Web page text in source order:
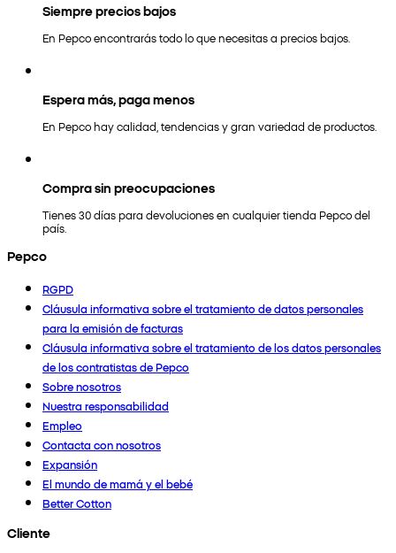
Siempre precios bajos
En Pepco encontrarás todo lo que necesitas a precios bajos.
Espera más, paga menos
En Pepco hay calidad, tendencias y gran variedad de productos.
Compra sin preocupaciones
Tienes 30 días para devoluciones en cualquier tienda Pepco del
país.
Pepco
RGPD
Cláusula informativa sobre el tratamiento de datos personales
para la emisión de facturas
Cláusula informativa sobre el tratamiento de los datos personales
de los contratistas de Pepco
Sobre nosotros
Nuestra responsabilidad
Empleo
Contacta con nosotros
Expansión
El mundo de mamá y el bebé
Better Cotton
Cliente